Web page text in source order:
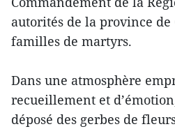
autorités de la province
familles de martyrs.
Dans une atmosphère
recueillement et
déposé des gerbes de